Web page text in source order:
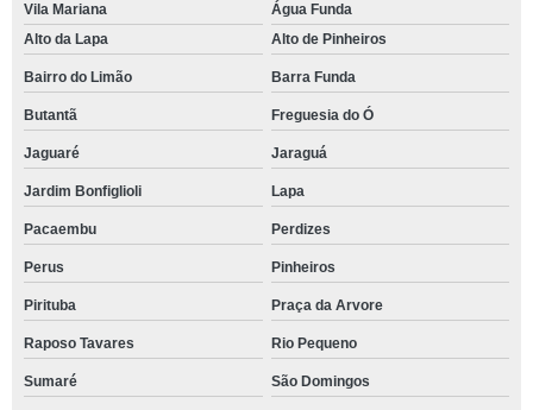
Vila Mariana
Água Funda
Alto da Lapa
Alto de Pinheiros
Bairro do Limão Barra Funda
Butantã Freguesia do Ó
Jaguaré Jaraguá
Jardim Bonfiglioli Lapa
Pacaembu Perdizes
Perus Pinheiros
Pirituba Praça da Arvore
Raposo Tavares Rio Pequeno
Sumaré São Domingos